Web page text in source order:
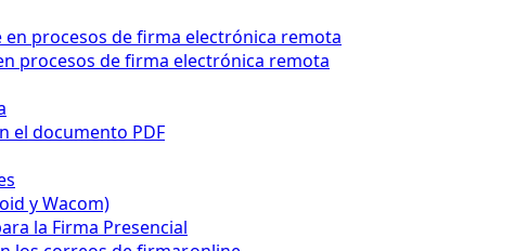
procesos de firma electrónica remota
procesos de firma electrónica remota
el documento PDF
y Wacom)
la Firma Presencial